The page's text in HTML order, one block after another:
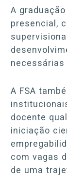
A
presencial,
necessárias
A FSA
docente
iniciação
com vagas
de uma